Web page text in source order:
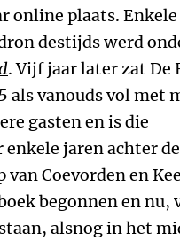
online plaats.
destijds werd
. Vijf jaar later zat De
als vanouds vol met
gasten en is die
jaren achter
Coevorden en
begonnen en nu,
alsnog in het